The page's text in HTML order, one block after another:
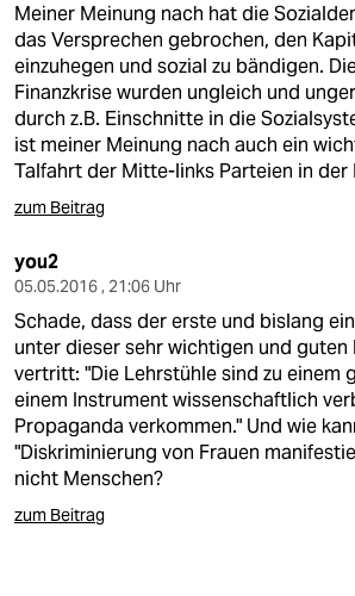
Meiner Meinung nach hat die
das Versprechen gebrochen, den
einzuhegen und sozial zu bändigen.
Finanzkrise wurden ungleich und
durch z.B. Einschnitte in die
ist meiner Meinung nach auch ein
Talfahrt der Mitte-links Parteien in der
zum Beitrag
you2
05.05.2016 , 21:06 Uhr
Schade, dass der erste und bislang
unter dieser sehr wichtigen und guten
vertritt: "Die Lehrstühle sind zu einem
einem Instrument wissenschaftlich
Propaganda verkommen." Und wie
"Diskriminierung von Frauen
nicht Menschen?
zum Beitrag